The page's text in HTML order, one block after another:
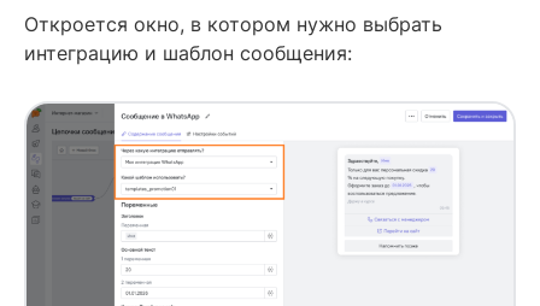
Откроется окно, в котором нужно выбрать
интеграцию и шаблон сообщения: